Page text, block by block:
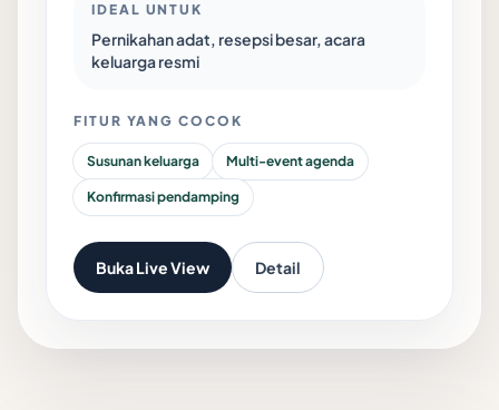
IDEAL UNTUK
Pernikahan adat, resepsi besar, acara
keluarga resmi
FITUR YANG COCOK
Susunan keluarga Multi-event agenda
Konfirmasi pendamping
Buka Live View Detail